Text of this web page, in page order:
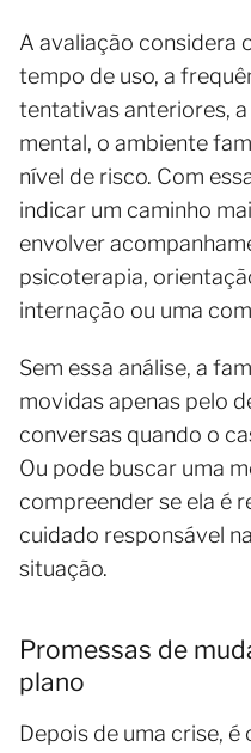
A avaliação considera
tempo de uso, a
tentativas anteriores,
mental, o ambiente
nível de risco. Com
indicar um caminho
envolver
psicoterapia,
internação ou uma
Sem essa análise, a
movidas apenas pelo
conversas quando o
Ou pode buscar uma
compreender se ela é
cuidado responsável
situação.
Promessas de
plano
Depois de uma crise,